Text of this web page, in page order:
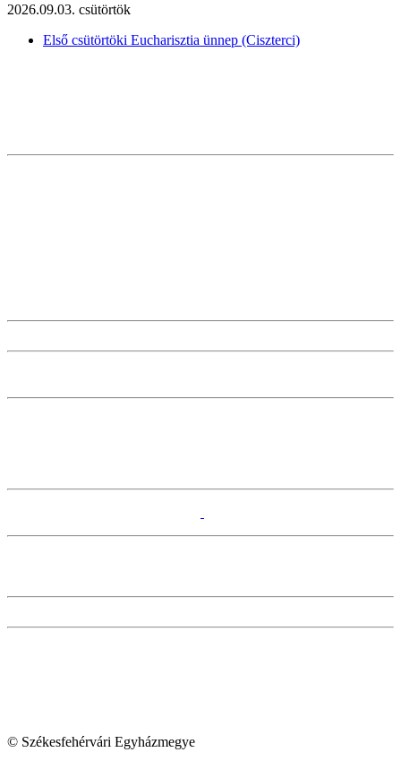
2026.09.03. csütörtök
Első csütörtöki Eucharisztia ünnep (Ciszterci)
© Székesfehérvári Egyházmegye